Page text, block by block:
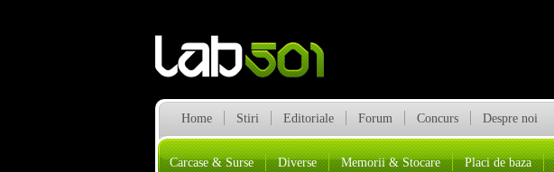
Home Stiri Editoriale Forum Concurs Despre noi
Carcase & Surse Diverse Memorii & Stocare Placi de baza